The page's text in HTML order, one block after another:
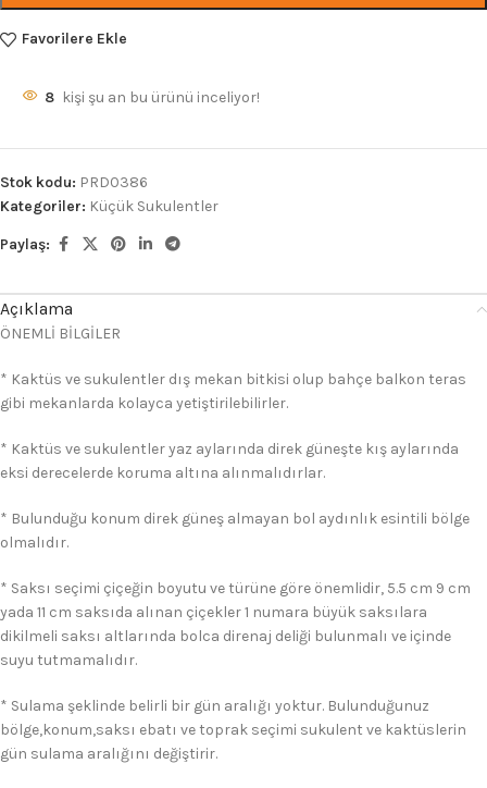
Favorilere Ekle
8 kişi şu an bu ürünü inceliyor!
Stok kodu: PRD0386
Kategoriler: Küçük Sukulentler
Paylaş:
Açıklama
ÖNEMLİ BİLGİLER
* Kaktüs ve sukulentler dış mekan bitkisi olup bahçe balkon teras
gibi mekanlarda kolayca yetiştirilebilirler.
* Kaktüs ve sukulentler yaz aylarında direk güneşte kış aylarında
eksi derecelerde koruma altına alınmalıdırlar.
* Bulunduğu konum direk güneş almayan bol aydınlık esintili bölge
olmalıdır.
* Saksı seçimi çiçeğin boyutu ve türüne göre önemlidir, 5.5 cm 9 cm
yada 11 cm saksıda alınan çiçekler 1 numara büyük saksılara
dikilmeli saksı altlarında bolca direnaj deliği bulunmalı ve içinde
suyu tutmamalıdır.
* Sulama şeklinde belirli bir gün aralığı yoktur. Bulunduğunuz
bölge,konum,saksı ebatı ve toprak seçimi sukulent ve kaktüslerin
gün sulama aralığını değiştirir.